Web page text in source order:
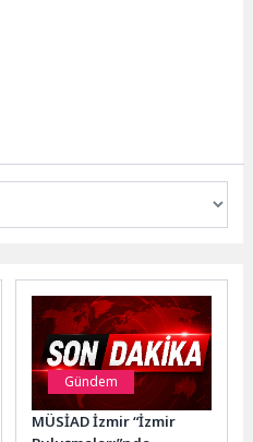
Gündem
MÜSİAD İzmir “İzmir